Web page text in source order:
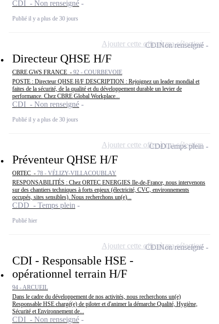
CDI - Non renseigné
Publié il y a plus de 30 jours
Directeur QHSE H/F
CBRE GWS FRANCE - 92 - COURBEVOIE
POSTE : Directeur QHSE H/F DESCRIPTION : Rejoignez un leader mondial et
faites de la sécurité, de la qualité et du développement durable un levier de
performance. Chez CBRE Global Workplace...
CDI - Non renseigné
Publié il y a plus de 30 jours
CDINon renseigné
Ajouter cette offre à ma sélection
Préventeur QHSE H/F
ORTEC - 78 - VÉLIZY-VILLACOUBLAY
RESPONSABILITÉS : Chez ORTEC ENERGIES Ile-de-France, nous intervenons
sur des chantiers techniques à forts enjeux (électricité, CVC, environnements
occupés, sites sensibles). Nous recherchons un(e)...
CDD - Temps plein
Publié hier
CDDTemps plein
Ajouter cette offre à ma sélection
CDI - Responsable HSE -
opérationnel terrain H/F
94 - ARCUEIL
Dans le cadre du développement de nos activités, nous recherchons un(e)
Responsable HSE chargé(e) de piloter et d'animer la démarche Qualité, Hygiène,
Sécurité et Environnement de...
CDI - Non renseigné
CDINon renseigné
Ajouter cette offre à ma sélection